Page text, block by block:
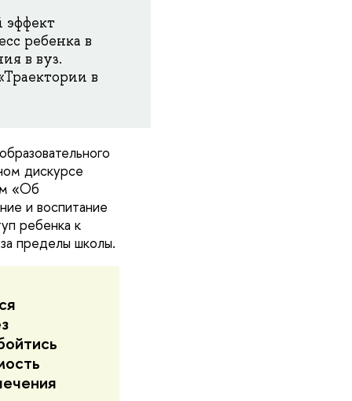
ребенка в
в вуз.
в
дискурсе
«Об
и воспитание
ребенка к
пределы школы.